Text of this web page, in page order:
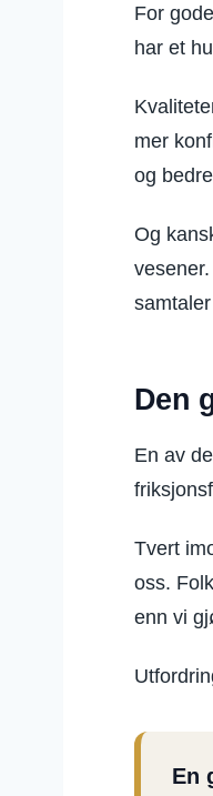
For
har et
mer
og
Og
Den
En av
Tvert
oss.
enn vi
En